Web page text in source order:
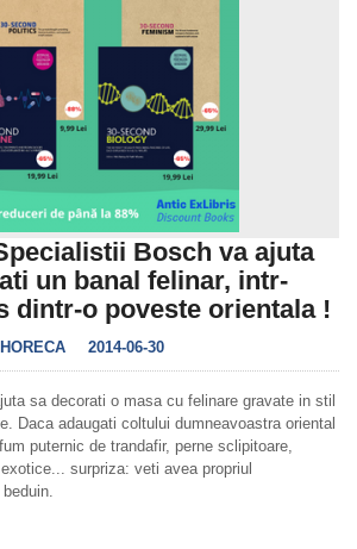
Bosch va ajuta
un banal felinar, intr-
dintr-o poveste orientala !
HORECA 2014-06-30
sa decorati o masa cu felinare gravate in stil
Daca adaugati coltului dumneavoastra oriental
puternic de trandafir, perne sclipitoare,
surpriza: veti avea propriul